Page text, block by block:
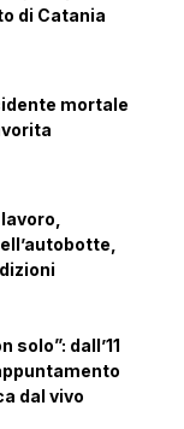
di Catania
mortale
solo”: dall’11
dal vivo